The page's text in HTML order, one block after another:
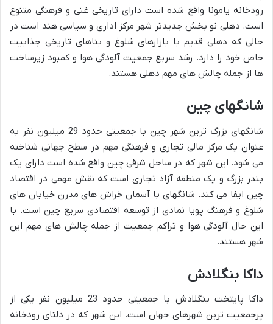
رودخانه یامونا واقع شده است دارای تاریخی غنی و فرهنگی متنوع
است. دهلی نو بخش جدیدتر شهر مرکز اداری و سیاسی هند است در
حالی که دهلی قدیم با بازارهای شلوغ و بناهای تاریخی جذابیت
خاص خود را دارد. رشد سریع جمعیت آلودگی هوا و کمبود زیرساخت
ها از جمله چالش های مهم دهلی هستند.
شانگهای چین
شانگهای بزرگ ترین شهر چین با جمعیتی حدود 29 میلیون نفر به
عنوان یک مرکز مالی تجاری و فرهنگی مهم در سطح جهانی شناخته
می شود. این شهر که در ساحل شرقی چین واقع شده است دارای یک
بندر بزرگ و یک منطقه آزاد تجاری است که نقش مهمی در اقتصاد
چین ایفا می کند. شانگهای با آسمان خراش های مدرن خیابان های
شلوغ و فرهنگ پویا نمادی از توسعه اقتصادی سریع چین است. با
این حال آلودگی هوا و تراکم جمعیت از جمله چالش های مهم این
شهر هستند.
داکا بنگلادش
داکا پایتخت بنگلادش با جمعیتی حدود 23 میلیون نفر یکی از
پرجمعیت ترین شهرهای جهان است. این شهر که در دلتای رودخانه